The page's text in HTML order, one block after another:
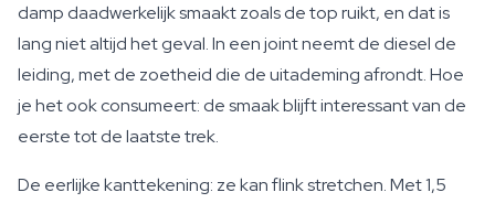
damp daadwerkelijk smaakt zoals de top ruikt, en dat is
lang niet altijd het geval. In een joint neemt de diesel de
leiding, met de zoetheid die de uitademing afrondt. Hoe
je het ook consumeert: de smaak blijft interessant van de
eerste tot de laatste trek.
De eerlijke kanttekening: ze kan flink stretchen. Met 1,5